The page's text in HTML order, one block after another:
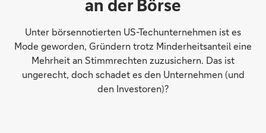
an der Börse
Unter börsennotierten US-Techunternehmen ist es
Mode geworden, Gründern trotz Minderheitsanteil eine
Mehrheit an Stimmrechten zuzusichern. Das ist
ungerecht, doch schadet es den Unternehmen (und
den Investoren)?